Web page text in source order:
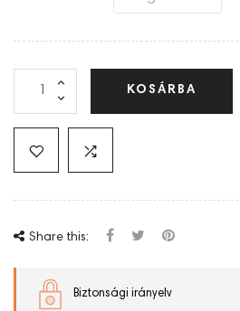
KOSÁRBA
Share this:
Biztonsági irányelv